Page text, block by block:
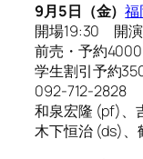
9月5日（金）福
開場19:30 開
前売・予約
学生割引予約
092-712-2828
和泉宏隆 (pf)、
木下恒治 (ds)、